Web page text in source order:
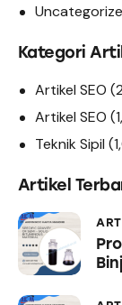
Kategori
Artikel SEO
Artikel SEO
Teknik Sipil
Artikel